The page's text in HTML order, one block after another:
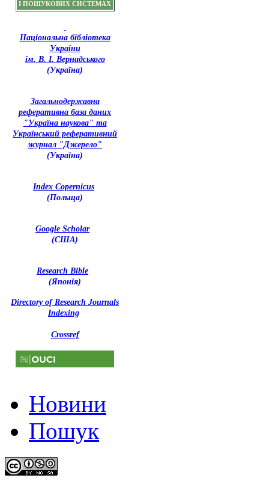
І ПОШУКОВИХ СИСТЕМАХ
Національна бібліотека
України
ім. В. І. Вернадського
(Україна)
Загальнодержавна
реферативна база даних
"Україна наукова" та
Український реферативний
журнал "Джерело"
(Україна)
Index Copernicus
(Польща)
Google Scholar
(США)
Research Bible
(Японія)
Directory of Research Journals
Indexing
Crossref
Новини
Пошук